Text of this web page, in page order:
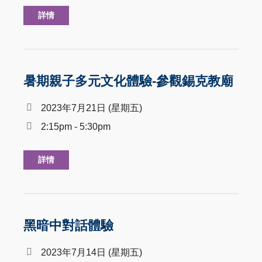
詳情
暑期親子多元文化體驗-參觀錫克教廟
2023年7月21日 (星期五)
2:15pm - 5:30pm
詳情
黑暗中對話體驗
2023年7月14日 (星期五)